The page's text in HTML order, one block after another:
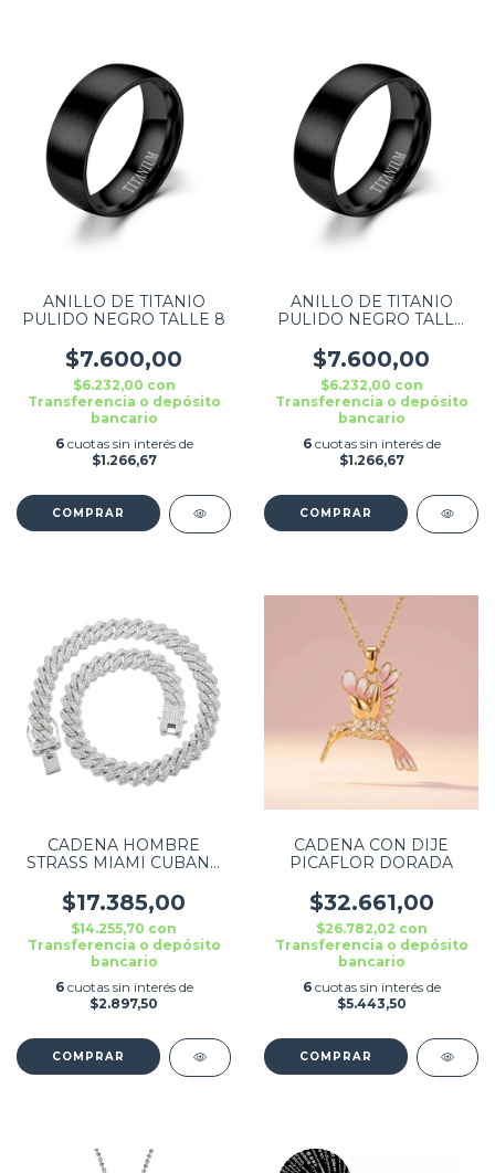
ANILLO DE TITANIO
PULIDO NEGRO TALLE 8
$7.600,00
$6.232,00 con
Transferencia o depósito
bancario
6 cuotas sin interés de
$1.266,67
ANILLO DE TITANIO
PULIDO NEGRO TALLE
$7.600,00
$6.232,00 con
Transferencia o depósito
bancario
6 cuotas sin interés de
$1.266,67
CADENA HOMBRE
STRASS MIAMI CUBANA
$17.385,00
$14.255,70 con
Transferencia o depósito
bancario
6 cuotas sin interés de
$2.897,50
CADENA CON DIJE
PICAFLOR DORADA
$32.661,00
$26.782,02 con
Transferencia o depósito
bancario
6 cuotas sin interés de
$5.443,50